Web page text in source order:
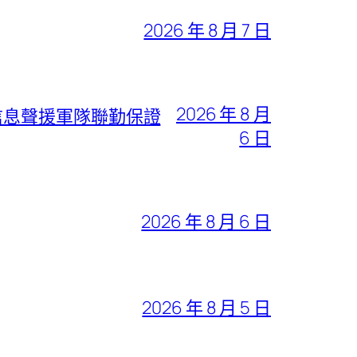
2026 年 8 月 7 日
聲援軍隊聯勤保證
2026 年 8 月
6 日
2026 年 8 月 6 日
2026 年 8 月 5 日